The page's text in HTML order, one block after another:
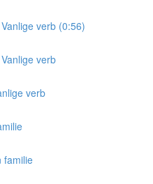
verb (0:56)
verb
verb
familie